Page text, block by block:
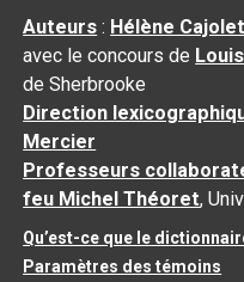
Auteurs : Hélène
avec le concours de
de Sherbrooke
Direction
Mercier
Professeurs
feu Michel Théoret,
Qu’est-ce que le
Paramètres des témoins